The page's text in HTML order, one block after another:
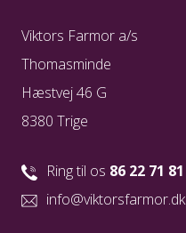
Viktors Farmor a/s
Thomasminde
Hæstvej 46 G
8380 Trige
Ring til os 86 22 71 81
info@viktorsfarmor.dk